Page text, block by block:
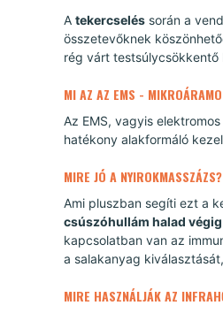
A tekercselés során a
összetevőknek
rég várt testsúlycsökkentő
MI AZ AZ EMS -
Az EMS, vagyis
hatékony alakformáló
MIRE JÓ A NYIROKMASSZÁZS?
Ami pluszban segíti ezt a
csúszóhullám halad
kapcsolatban van az
a salakanyag
MIRE HASZNÁLJÁK AZ